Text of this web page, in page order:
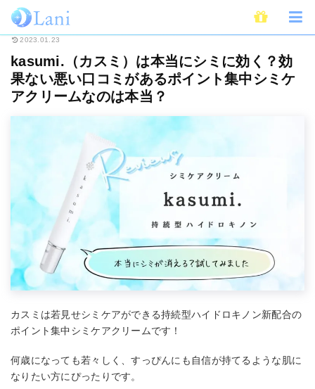
ホーム Beauty kasumi.（カスミ）は本当にシミに効く？効果ない悪い口
2023.01.23
kasumi.（カスミ）は本当にシミに効く？効
果ない悪い口コミがあるポイント集中シミケ
アクリームなのは本当？
カスミは若見せシミケアができる持続型ハイドロキノン新配合の
ポイント集中シミケアクリームです！
何歳になっても若々しく、すっぴんにも自信が持てるような肌に
なりたい方にぴったりです。